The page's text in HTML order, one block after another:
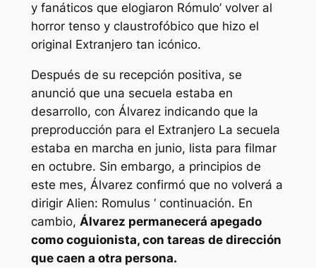
y fanáticos que elogiaron Rómulo’ volver al
horror tenso y claustrofóbico que hizo el
original Extranjerotan icónico.
Después de su recepción positiva, se
anunció que una secuela estaba en
desarrollo, con Álvarez indicando que la
preproducción para el Extranjero La secuela
estaba en marcha en junio, lista para filmar
en octubre. Sin embargo, a principios de
este mes, Álvarez confirmó que no volverá a
dirigir Alien: Romulus ‘ continuación. En
cambio, Álvarez permanecerá apegado
como coguionista, con tareas de dirección
que caen a otra persona.